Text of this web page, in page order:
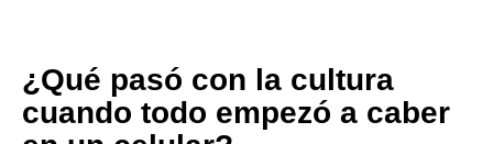
¿Qué pasó con la cultura
cuando todo empezó a caber